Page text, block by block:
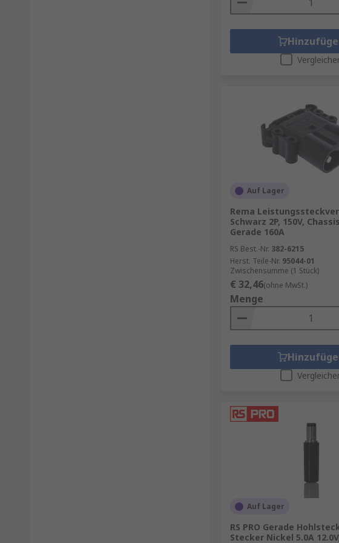
Auf Lager
Rema
Schwarz 2P, 150V,
Gerade 160A
RS Best.-Nr. 382-6215
Herst. Teile-Nr. 95044-01
Zwischensumme (1 Stück)
€ 32,46(ohne MwSt.)
Menge
Auf Lager
RS PRO Gerade
Stecker Nickel 5.0A